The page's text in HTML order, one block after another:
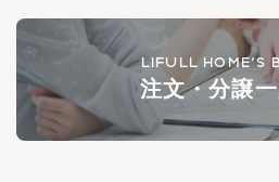
LIFULL HOME'S
注文・分譲